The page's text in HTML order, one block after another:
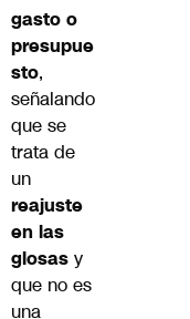
gasto o
presupue
sto,
señalando
que se
trata de
un
reajuste
en las
glosas y
que no es
una